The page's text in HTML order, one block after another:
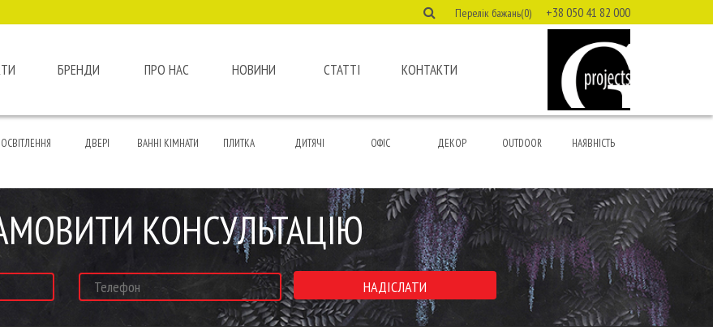
Перелік бажань(0) +38 050 41 82 000
БРЕНДИ ПРО НАС НОВИНИ СТАТТІ КОНТАКТИ
ОСВІТЛЕННЯ ДВЕРІ ВАННІ КІМНАТИ ПЛИТКА ДИТЯЧІ ОФІС ДЕКОР OUTDOOR НАЯВНІСТЬ
КОНСУЛЬТАЦІЮ